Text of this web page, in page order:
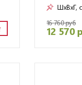
ШxВxГ,
16 760 руб
12 570